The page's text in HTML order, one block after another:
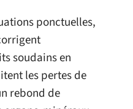
ponctuelles,
soudains en
les pertes de
rebond de